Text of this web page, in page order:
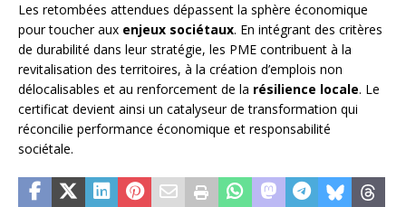
Les retombées attendues dépassent la sphère économique
pour toucher aux enjeux sociétaux. En intégrant des critères
de durabilité dans leur stratégie, les PME contribuent à la
revitalisation des territoires, à la création d’emplois non
délocalisables et au renforcement de la résilience locale. Le
certificat devient ainsi un catalyseur de transformation qui
réconcilie performance économique et responsabilité
sociétale.